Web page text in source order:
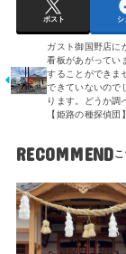
ポスト シ
ガスト御国野店に
看板があがってい
することができま
できていないので
ります。どうか調
【姫路の種探偵団】
RECOMMEND